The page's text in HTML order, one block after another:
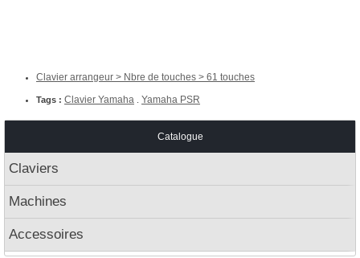
Clavier arrangeur > Nbre de touches > 61 touches
Tags : Clavier Yamaha Yamaha PSR
Catalogue
Claviers
Machines
Accessoires